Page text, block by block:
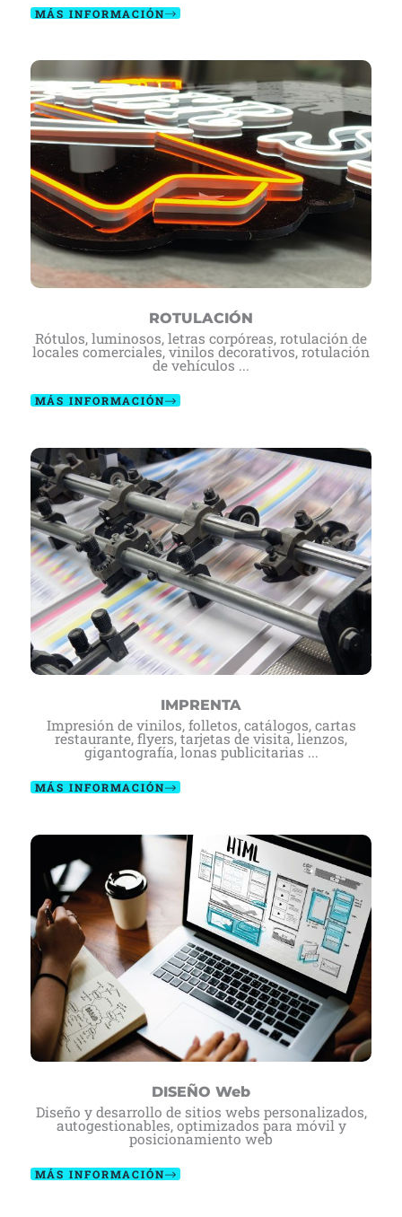
MÁS INFORMACIÓN
ROTULACIÓN
Rótulos, luminosos, letras corpóreas, rotulación de
locales comerciales, vinilos decorativos, rotulación
de vehículos ...
MÁS INFORMACIÓN
IMPRENTA
Impresión de vinilos, folletos, catálogos, cartas
restaurante, flyers, tarjetas de visita, lienzos,
gigantografía, lonas publicitarias ...
MÁS INFORMACIÓN
DISEÑO Web
Diseño y desarrollo de sitios webs personalizados,
autogestionables, optimizados para móvil y
posicionamiento web
MÁS INFORMACIÓN